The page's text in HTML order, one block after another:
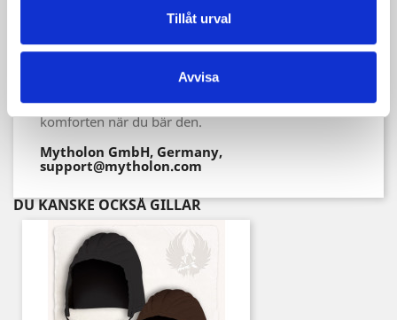
Tillåt urval
Avvisa
Vi föreslår att du bär denna hjälm med en vadderad
huva "Leopold" för att undvika repor och
blåmärken på huvudet. Detta kommer att förbättra
komforten när du bär den.
Mytholon GmbH, Germany,
support@mytholon.com
DU KANSKE OCKSÅ GILLAR